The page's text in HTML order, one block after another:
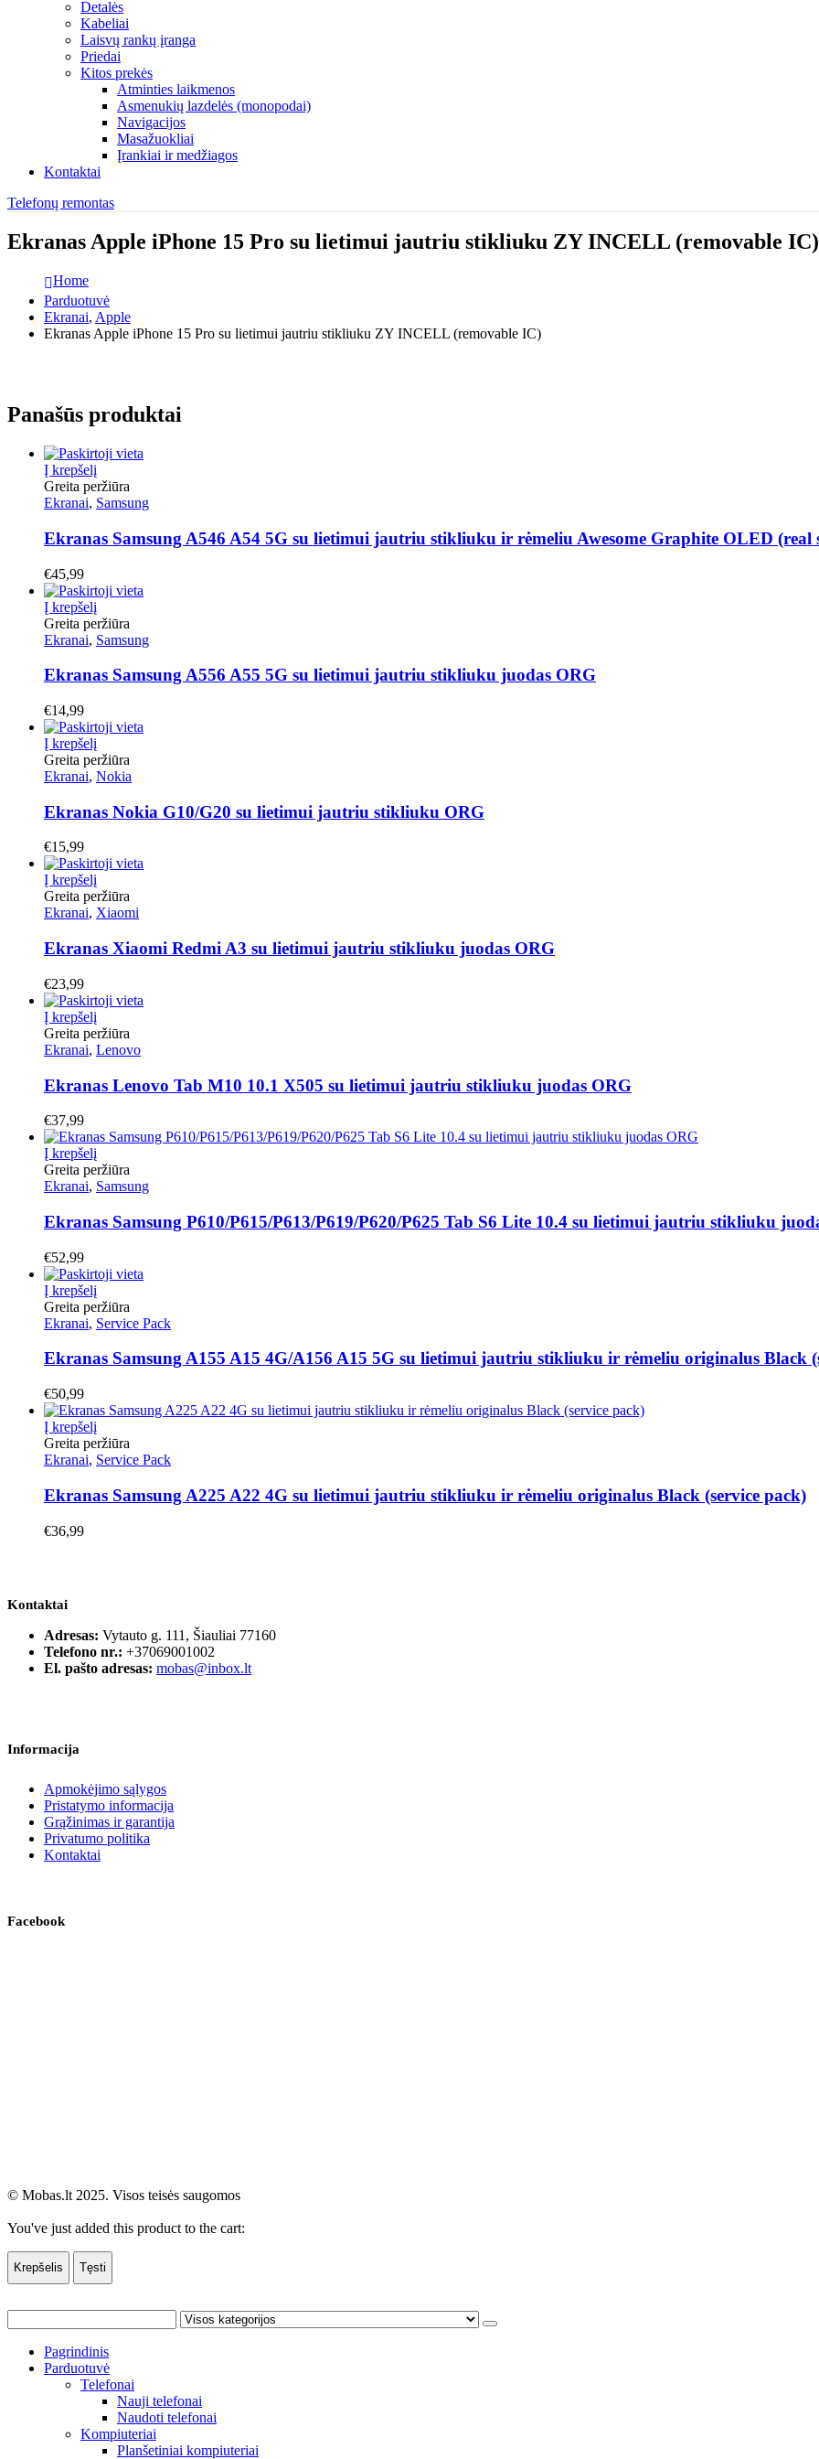
Detalės
Kabeliai
Laisvų rankų įranga
Priedai
Kitos prekės
Atminties laikmenos
Asmenukių lazdelės (monopodai)
Navigacijos
Masažuokliai
Įrankiai ir medžiagos
Kontaktai
Telefonų remontas
Ekranas Apple iPhone 15 Pro su lietimui jautriu stikliuku ZY INCELL (removable IC)
Home
Parduotuvė
Ekranai, Apple
Ekranas Apple iPhone 15 Pro su lietimui jautriu stikliuku ZY INCELL (removable IC)
Panašūs produktai
Į krepšelį
Greita peržiūra
Ekranai, Samsung
Ekranas Samsung A546 A54 5G su lietimui jautriu stikliuku ir rėmeliu Awesome Graphite OLED (real
€45,99
Į krepšelį
Greita peržiūra
Ekranai, Samsung
Ekranas Samsung A556 A55 5G su lietimui jautriu stikliuku juodas ORG
€14,99
Į krepšelį
Greita peržiūra
Ekranai, Nokia
Ekranas Nokia G10/G20 su lietimui jautriu stikliuku ORG
€15,99
Į krepšelį
Greita peržiūra
Ekranai, Xiaomi
Ekranas Xiaomi Redmi A3 su lietimui jautriu stikliuku juodas ORG
€23,99
Į krepšelį
Greita peržiūra
Ekranai, Lenovo
Ekranas Lenovo Tab M10 10.1 X505 su lietimui jautriu stikliuku juodas ORG
€37,99
Į krepšelį
Greita peržiūra
Ekranai, Samsung
Ekranas Samsung P610/P615/P613/P619/P620/P625 Tab S6 Lite 10.4 su lietimui jautriu stikliuku
€52,99
Į krepšelį
Greita peržiūra
Ekranai, Service Pack
Ekranas Samsung A155 A15 4G/A156 A15 5G su lietimui jautriu stikliuku ir rėmeliu originalus Black
€50,99
Į krepšelį
Greita peržiūra
Ekranai, Service Pack
Ekranas Samsung A225 A22 4G su lietimui jautriu stikliuku ir rėmeliu originalus Black (service pack)
€36,99
Kontaktai
Adresas: Vytauto g. 111, Šiauliai 77160
Telefono nr.: +37069001002
El. pašto adresas: mobas@inbox.lt
Informacija
Apmokėjimo sąlygos
Pristatymo informacija
Grąžinimas ir garantija
Privatumo politika
Kontaktai
Facebook
© Mobas.lt 2025. Visos teisės saugomos
You've just added this product to the cart:
Krepšelis Tęsti
Pagrindinis
Parduotuvė
Telefonai
Nauji telefonai
Naudoti telefonai
Kompiuteriai
Planšetiniai kompiuteriai